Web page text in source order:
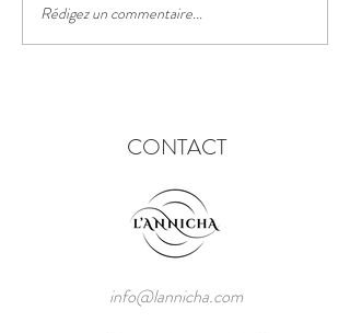
Le festival des lanternes
chinoises
Rédigez un commentaire...
CONTACT
info@lannicha.com